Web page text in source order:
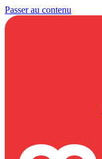
Passer au contenu